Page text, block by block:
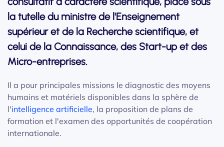
la tutelle du ministre de l'Enseignement
supérieur et de la Recherche scientifique, et
celui de la Connaissance, des Start-up et des
Micro-entreprises.
Il a pour principales missions le diagnostic des moyens
humains et matériels disponibles dans la sphère de
l'intelligence artificielle, la proposition de plans de
formation et l'examen des opportunités de coopération
internationale.